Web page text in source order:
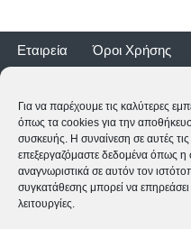
Για να παρέχουμε τις καλύτερες
όπως τα cookies για την
συσκευής. Η συναίνεση σε αυτές
επεξεργαζόμαστε δεδομένα όπως
αναγνωριστικά σε αυτόν τον
συγκατάθεσης μπορεί να επηρεάσει
λειτουργίες.
Εταιρεία Όροι Χρήσης